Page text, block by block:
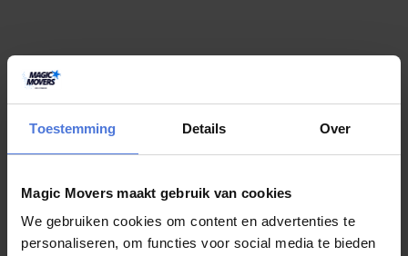
Toestemming Details Over
Magic Movers maakt gebruik van cookies
We gebruiken cookies om content en advertenties te
personaliseren, om functies voor social media te bieden
Meer artikelen
Wie wint onze Slagharen-winactie? Op 1
augustus maken we de winnaar bekend!